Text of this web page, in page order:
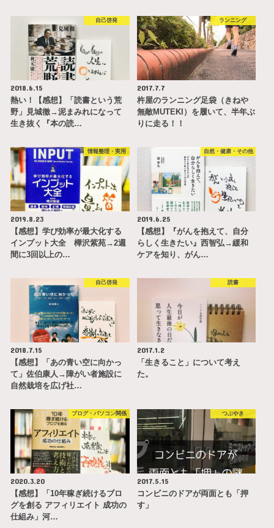
自己啓発
2018.6.15
熱い！【感想】「読書という荒
野」見城徹→泥まみれになって
生き抜く『本の読…
ランニング
2017.7.7
杵屋のランニング足袋（きねや
無敵MUTEKI）を履いて、半年ぶ
りに走る！！
情報整理・実用
2019.8.23
【感想】学び効率が最大化する
インプット大全 樺沢紫苑→2週
間に3回以上の…
自然・健康・その他
2019.6.25
【感想】『がんを抱えて、自分
らしく生きたい』西智弘→緩和
ケアを知り、がん…
自己啓発
2018.7.15
【感想】「あの青い空に向かっ
て」佐伯康人→障がい者施設に
自然栽培を広げ社…
読書
2017.1.2
「生きること」について考え
た。
ブログ・パソコン関係
2020.3.20
【感想】「10年稼ぎ続けるブロ
グを創る アフィリエイト 成功の
仕組み」河…
つぶやき
2017.5.15
コンビニのドアが両面とも「押
す」